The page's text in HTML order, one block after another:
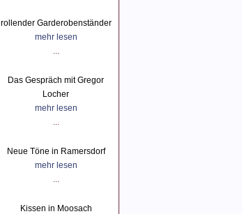
rollender Garderobenständer
mehr lesen
...
Das Gespräch mit Gregor
Locher
mehr lesen
...
Neue Töne in Ramersdorf
mehr lesen
...
Kissen in Moosach